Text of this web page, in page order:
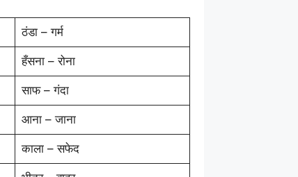
ठंडा – गर्म
हँसना – रोना
साफ – गंदा
आना – जाना
काला – सफेद